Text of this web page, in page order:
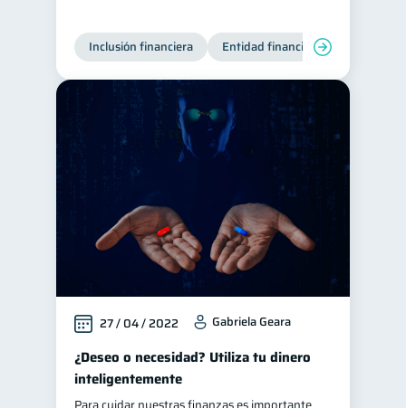
Inclusión financiera Entidad financiera
27 / 04 / 2022 Gabriela Geara
¿Deseo o necesidad? Utiliza tu dinero
inteligentemente